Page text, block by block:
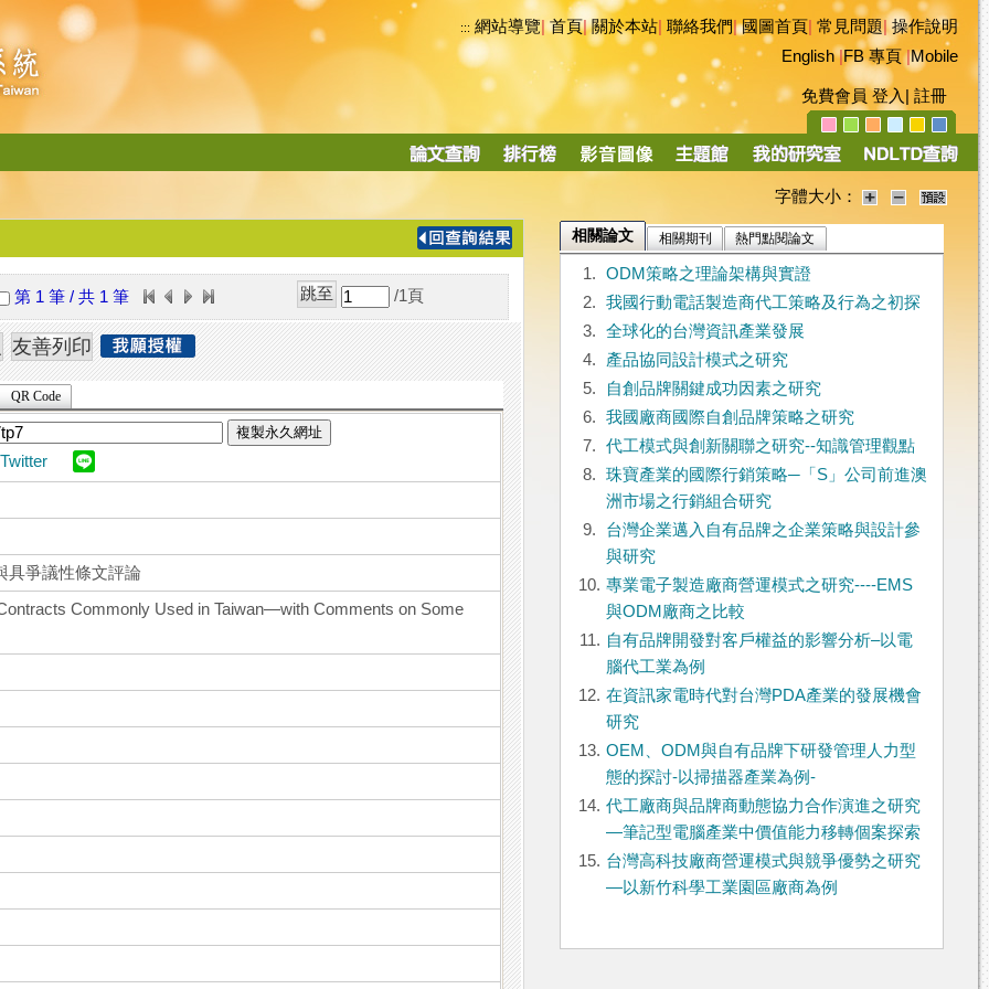
::: 網站導覽|首頁|關於本站 聯絡我們|國圖首頁 常見問題|操作說明
English|FB 專頁|Mobile
免費會員 登入 註冊
導
字體大小：
第 1 筆 / 共 1 筆 /1 頁
QR Code
複製永久網址
Twitter
具爭議性條文評論
Commonly Used in Taiwan—with Comments on Some
相關論文 相關期刊 熱門點閱論文
1.
ODM策略之理論架構與實證
2.
我國行動電話製造商代工策略及行為之初探
3.
全球化的台灣資訊產業發展
4.
產品協同設計模式之研究
5.
自創品牌關鍵成功因素之研究
6.
我國廠商國際自創品牌策略之研究
7.
代工模式與創新關聯之研究--知識管理觀點
8.
珠寶產業的國際行銷策略─「S」公司前進澳
洲市場之行銷組合研究
9.
台灣企業邁入自有品牌之企業策略與設計參
與研究
10. 專業電子製造廠商營運模式之研究----EMS
與ODM廠商之比較
11. 自有品牌開發對客戶權益的影響分析–以電
腦代工業為例
12. 在資訊家電時代對台灣PDA產業的發展機會
研究
13. OEM、ODM與自有品牌下研發管理人力型
態的探討-以掃描器產業為例-
14. 代工廠商與品牌商動態協力合作演進之研究
—筆記型電腦產業中價值能力移轉個案探索
15. 台灣高科技廠商營運模式與競爭優勢之研究
—以新竹科學工業園區廠商為例